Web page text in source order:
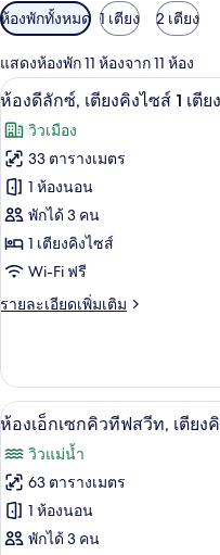
ตัว
กรอง
ที่
มี
ให้
สำหรับ
ห้อง
พัก
ห้องพักทั้งหมด 1 เตียง 2 เตียง
แสดงห้องพัก 11 ห้องจาก 11 ห้อง
เปิด
ภาพถ่าย
ทั้งหมด
ของ
ห้อง
ดี
ลัก
ซ์,
คิง
ไซส์
1
เตียง,
วิว
เมือง
8
ห้องดีลักซ์, เตียงคิงไซส์ 1 เตีย
วิวเมือง
33 ตารางเมตร
1 ห้องนอน
พักได้ 3 คน
1 เตียงคิงไซส์
Wi-Fi ฟรี
รายละเอียดเพิ่มเติม
ราย
เกี่ยว
กับ
ห้อง
ลัก
ซ์,
เตียง
คิง
ไซส์
เปิด
ภาพถ่าย
ทั้งหมด
ของ
ห้อง
11
ห้องเอ็กเซกคิวทีฟสวีท, เตียง
วิวแม่น้ำ
63 ตารางเมตร
1 ห้องนอน
พักได้ 3 คน